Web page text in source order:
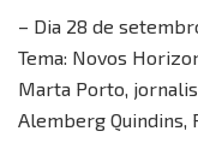
– Dia 28 de
Tema: Novos
Marta Porto,
Alemberg Quindins,